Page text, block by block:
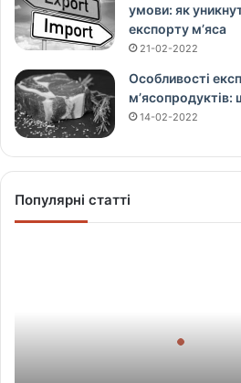
умови: як
експорту м’яса
21-02-2022
Особливості
м’ясопродуктів:
14-02-2022
Популярні статті